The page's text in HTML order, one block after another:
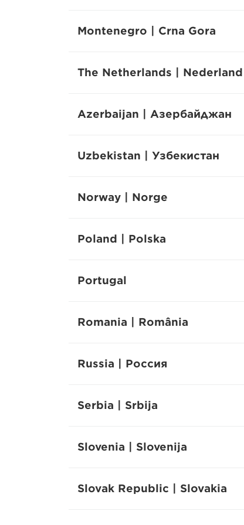
Montenegro | Crna Gora
The Netherlands | Nederland
Azerbaijan | Азербайджан
Uzbekistan | Узбекистан
Norway | Norge
Poland | Polska
Portugal
Romania | România
Russia | Россия
Serbia | Srbija
Slovenia | Slovenija
Slovak Republic | Slovakia